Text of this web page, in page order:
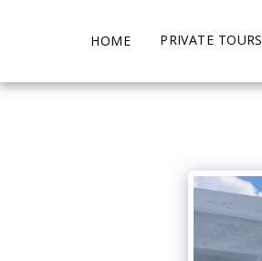
HOME PRIVATE TOURS